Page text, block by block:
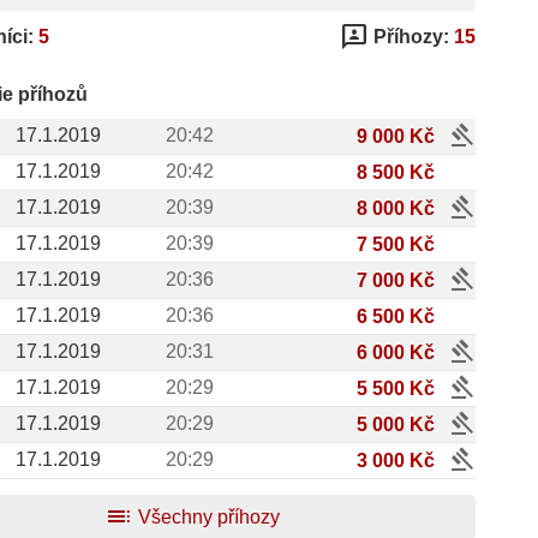
5 3p Příhozy: 15
příhozů
17.1.2019
20:42 9 000 Kč gavel
17.1.2019 20:42
8 500 Kč
17.1.2019
20:39 8 000 Kč gavel
17.1.2019 20:39
7 500 Kč
17.1.2019
20:36 7 000 Kč gavel
17.1.2019 20:36
6 500 Kč
17.1.2019
20:31 6 000 Kč gavel
17.1.2019 20:29 5 500 Kč gavel
17.1.2019 20:29 5 000 Kč gavel
17.1.2019 20:29 3 000 Kč
gavel
toc Všechny příhozy